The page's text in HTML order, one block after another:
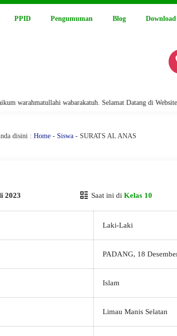
PPID Pengumuman Blog Download
wabarakatuh. Selamat Datang di Website
disini : Home - Siswa - SURATS AL ANAS
2023 Saat ini di Kelas 10
Laki-Laki
PADANG, 18
Islam
Limau Manis Selatan